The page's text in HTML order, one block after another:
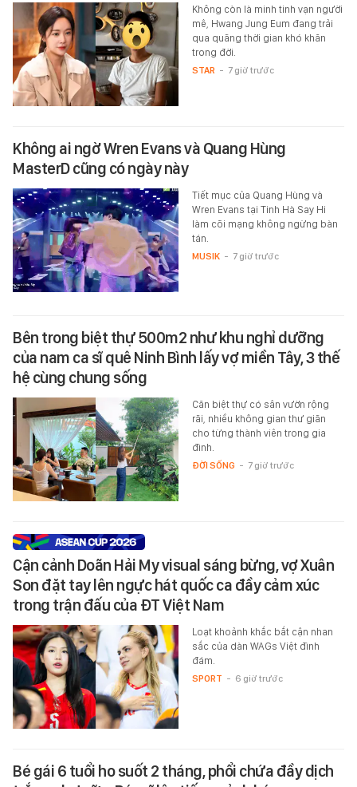
Không còn là minh tinh vạn người
mê, Hwang Jung Eum đang trải
qua quãng thời gian khó khăn
trong đời.
STAR - 7 giờ trước
Không ai ngờ Wren Evans và Quang Hùng
MasterD cũng có ngày này
Tiết mục của Quang Hùng và
Wren Evans tại Tinh Hà Say Hi
làm cõi mạng không ngừng bàn
tán.
MUSIK - 7 giờ trước
Bên trong biệt thự 500m2 như khu nghỉ dưỡng
của nam ca sĩ quê Ninh Bình lấy vợ miền Tây, 3 thế
hệ cùng chung sống
Căn biệt thự có sân vườn rộng
rãi, nhiều không gian thư giãn
cho từng thành viên trong gia
đình.
ĐỜI SỐNG - 7 giờ trước
Cận cảnh Doãn Hải My visual sáng bừng, vợ Xuân
Son đặt tay lên ngực hát quốc ca đầy cảm xúc
trong trận đấu của ĐT Việt Nam
Loạt khoảnh khắc bắt cận nhan
sắc của dàn WAGs Việt đình
đám.
SPORT - 6 giờ trước
Bé gái 6 tuổi ho suốt 2 tháng, phổi chứa đầy dịch